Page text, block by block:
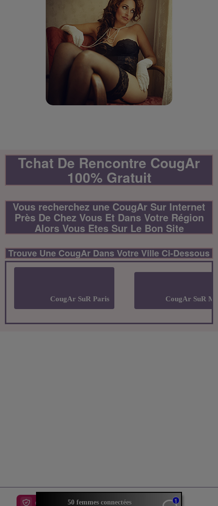
50 femmes connectées 1
Tchat De Rencontre CougAr
Vous recherchez uneCougAr Sur Internet
Près De Chez Vous Et Dans Votre Région